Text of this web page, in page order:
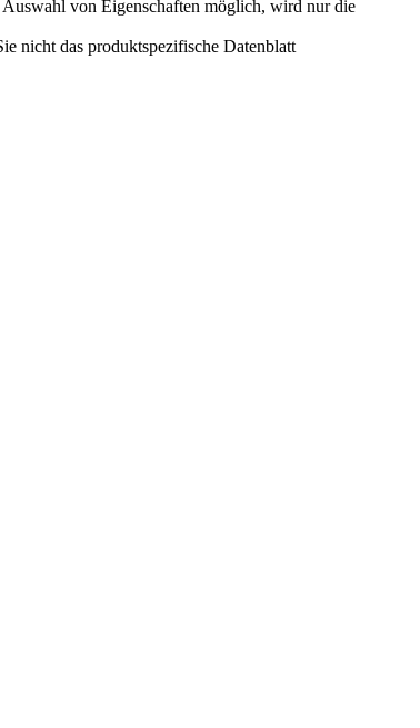
von Eigenschaften möglich, wird nur die
nicht das produktspezifische Datenblatt